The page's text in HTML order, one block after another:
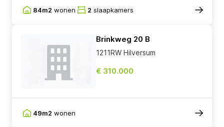
84m2 wonen 2 slaapkamers
Brinkweg 20 B
1211RW Hilversum
€ 310.000
49m2 wonen